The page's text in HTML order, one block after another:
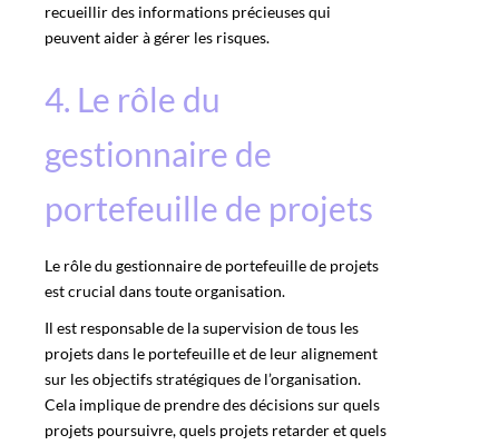
recueillir des informations précieuses qui
peuvent aider à gérer les risques.
4. Le rôle du
gestionnaire de
portefeuille de projets
Le rôle du gestionnairede portefeuille de projets
est crucial dans toute organisation.
Il est responsable de la supervision de tous les
projets dans le portefeuille et de leur alignement
sur les objectifs stratégiques de l’organisation.
Cela implique de prendre des décisions sur quels
projets poursuivre, quels projets retarder et quels